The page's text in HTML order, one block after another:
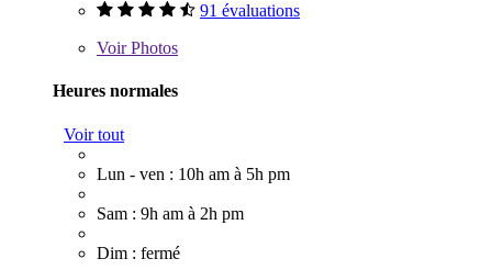
91 évaluations
VoirPhotos
Heures normales
Voir tout
Lun - ven : 10h am à 5h pm
Sam : 9h am à 2h pm
Dim : fermé